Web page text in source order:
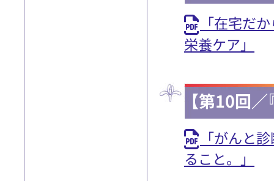
「在宅だ
栄養ケア」
【第10回
「がんと
ること。」